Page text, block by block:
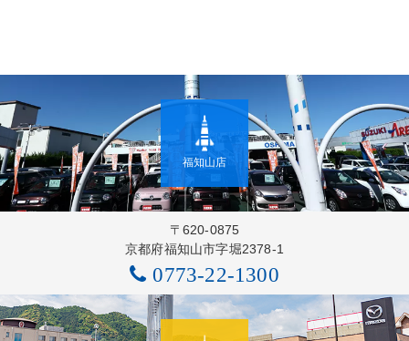
福知山店
〒620-0875
京都府福知山市字堀2378-1
0773-22-1300